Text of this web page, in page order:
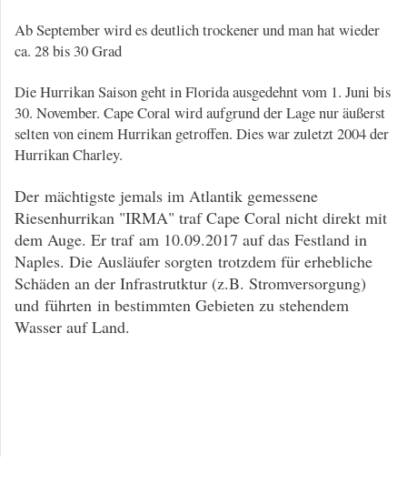
Ab September wird es deutlich trockener und man hat wieder
ca. 28 bis 30 Grad
Die Hurrikan Saison geht in Florida ausgedehnt vom 1. Juni bis
30. November. Cape Coral wird aufgrund der Lage nur äußerst
selten von einem Hurrikan getroffen. Dies war zuletzt 2004 der
Hurrikan Charley.
Der mächtigste jemals im Atlantik gemessene
Riesenhurrikan "IRMA" traf Cape Coral nicht direkt mit
dem Auge. Er traf am 10.09.2017 auf das Festland in
Naples. Die Ausläufer sorgten trotzdem für erhebliche
Schäden an der Infrastrutktur (z.B. Stromversorgung)
und führten in bestimmten Gebieten zu stehendem
Wasser auf Land.